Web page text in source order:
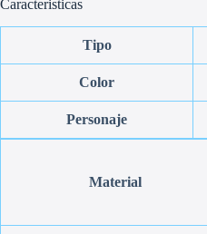
Caracteristicas
Tipo
Color
Personaje
Material